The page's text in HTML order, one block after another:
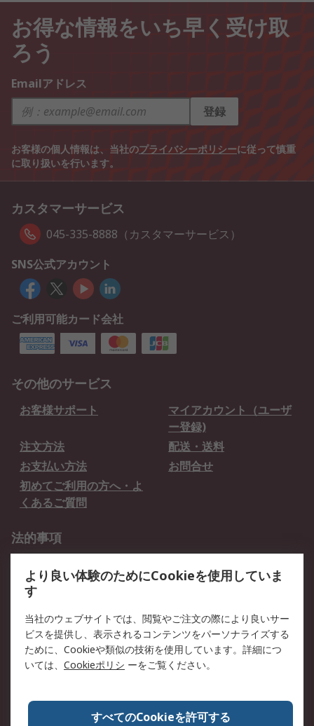
お得な情報をいち早く受け取
ろう
Emailアドレス
登録
お客様の個人情報は、当社のプライバシーポリシーに従って慎重
に取り扱いを行います。
カスタマーサービス
045-335-8888（カスタマーサービス）
SNS公式アカウント
ご利用可能カード会社
その他のサービス
お客様サポート
マイアカウント（ユーザ
ー登録)
注文方法
配送・送料
お支払い方法
お問合せ
初めてご利用の方へ・よ
くあるご質問
法的事項
クッキーポリシー
RSについて
会社概要
採用情報
プレスリリース＆お知ら
コーポレートサイト
全世界のRS
RSの歴史
ESGへの取り組み（英語）
認証について
より良い体験のためにCookieを使用していま
す
当社のウェブサイトでは、閲覧やご注文の際により良いサー
ビスを提供し、表示されるコンテンツをパーソナライズする
ために、Cookieや類似の技術を使用しています。詳細につ
いては、 Cookieポリシ ーをご覧ください。
すべてのCookieを許可する